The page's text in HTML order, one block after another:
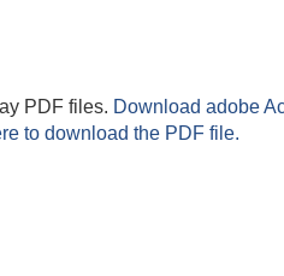
PDF files. Download adobe
to download the PDF file.